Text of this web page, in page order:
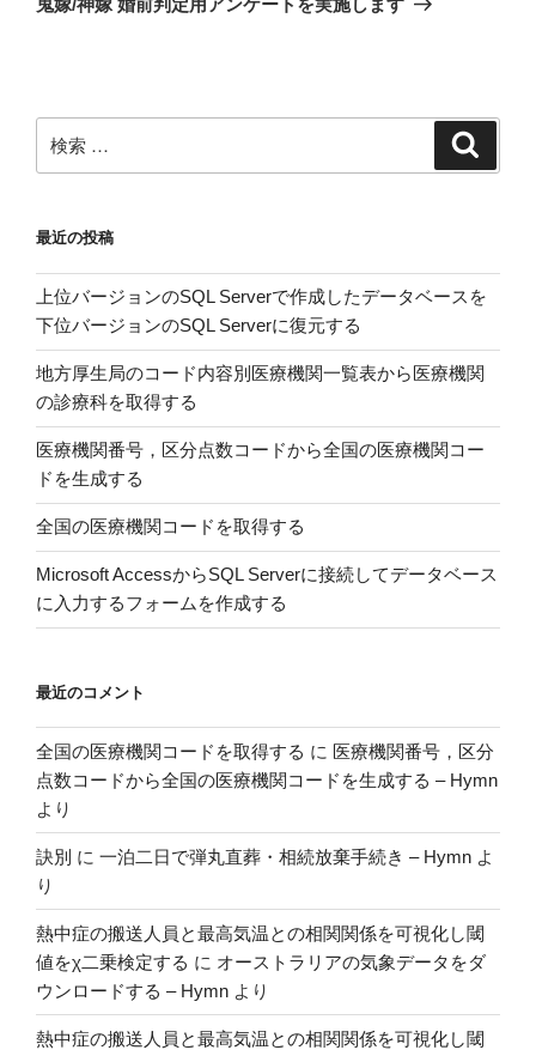
ン
索:
最近の投稿
上位バージョンのSQL Serverで作成したデータベースを
下位バージョンのSQL Serverに復元する
地方厚生局のコード内容別医療機関一覧表から医療機関
の診療科を取得する
医療機関番号，区分点数コードから全国の医療機関コー
ドを生成する
全国の医療機関コードを取得する
Microsoft AccessからSQL Serverに接続してデータベース
に入力するフォームを作成する
最近のコメント
全国の医療機関コードを取得する に 医療機関番号，区分
点数コードから全国の医療機関コードを生成する – Hymn
より
訣別 に 一泊二日で弾丸直葬・相続放棄手続き – Hymn よ
り
熱中症の搬送人員と最高気温との相関関係を可視化し閾
値をχ二乗検定する に オーストラリアの気象データをダ
ウンロードする – Hymn より
熱中症の搬送人員と最高気温との相関関係を可視化し閾